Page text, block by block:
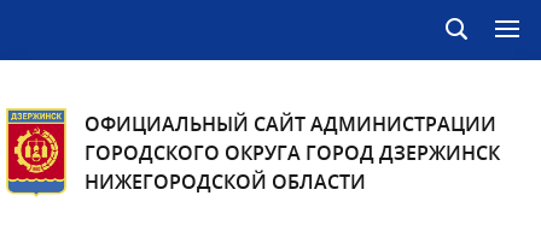
ОФИЦИАЛЬНЫЙ САЙТ АДМИНИСТРАЦИИ
ГОРОДСКОГО ОКРУГА ГОРОД ДЗЕРЖИНСК
НИЖЕГОРОДСКОЙ ОБЛАСТИ